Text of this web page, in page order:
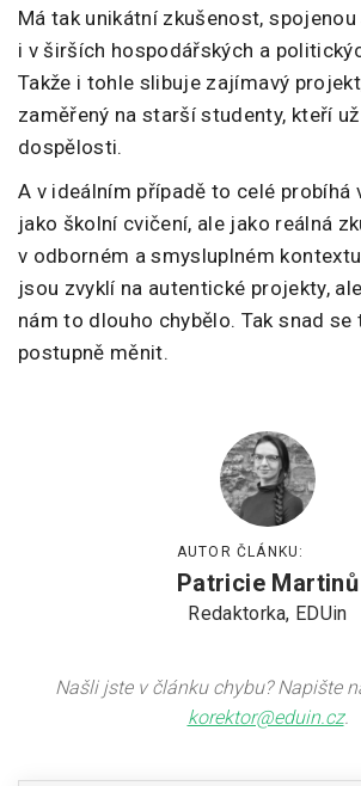
Má tak unikátní zkušenost,
i v širších hospodářských a
Takže i tohle slibuje zajímavý
zaměřený na starší studenty, kteří
dospělosti.
A v ideálním případě to celé probíhá
jako školní cvičení, ale jako reálná
v odborném a smysluplném
jsou zvyklí na autentické projekty,
nám to dlouho chybělo. Tak snad se
postupně měnit.
AUTOR ČLÁNKU:
Patricie Martinů
Redaktorka, EDUin
Našli jste v článku chybu? Napište
korektor@eduin.cz.